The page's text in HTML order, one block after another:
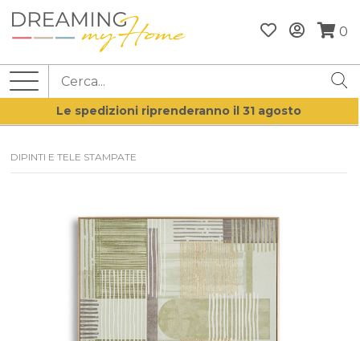
0
Le spedizioni riprenderanno il 31 agosto
DIPINTI E TELE STAMPATE